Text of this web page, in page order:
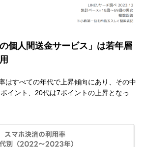
個人間送金サービス」は若年層
はすべての年代で上昇傾向にあり、その中
イント、20代は7ポイントの上昇となっ